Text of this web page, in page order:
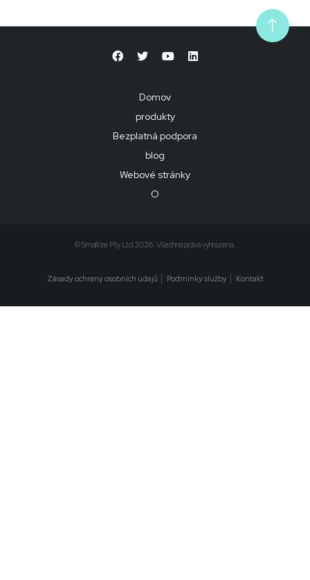
Domov
produkty
Bezplatná podpora
blog
Webové stránky
O
© Smallize Pty Ltd 2026. Všechna práva vyhrazena.
Zásady ochrany osobních údajů Podmínky služby Kontakt